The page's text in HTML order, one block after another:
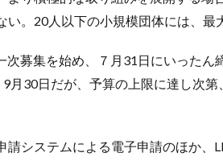
い。20人以下の小規模団体には、最
募集を始め、７月31日にいったん
月30日だが、予算の上限に達し次
システムによる電子申請のほか、